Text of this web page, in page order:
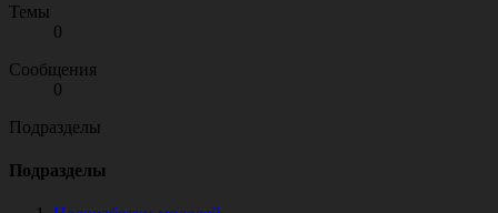
Темы
0
Сообщения
0
Подразделы
Подразделы